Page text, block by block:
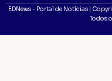
EDNews - Portal de Notícias |
Todos